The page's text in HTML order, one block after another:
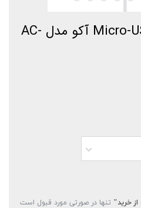
کابل تبدیل USB به Micro-USB آکو مدل AC-
خرید" تنها در صورتی مورد قبول است